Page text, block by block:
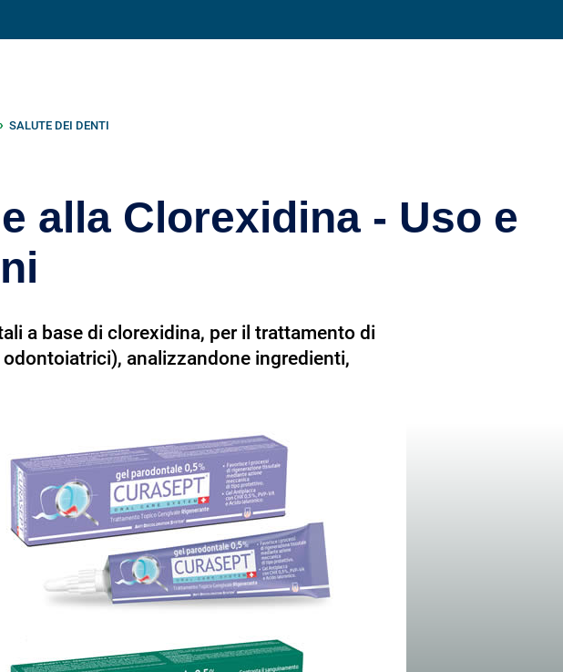
SALUTE DEI DENTI
alla Clorexidina - Uso e
a base di clorexidina, per il trattamento di
analizzandone ingredienti,